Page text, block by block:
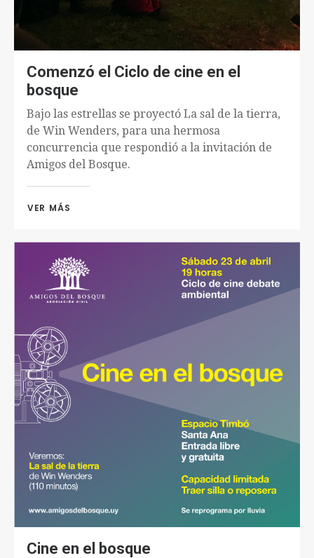
Comenzó el Ciclo de cine en el
bosque
Bajo las estrellas se proyectó La sal de la tierra,
de Win Wenders, para una hermosa
concurrencia que respondió a la invitación de
Amigos del Bosque.
VER MÁS
Cine en el bosque